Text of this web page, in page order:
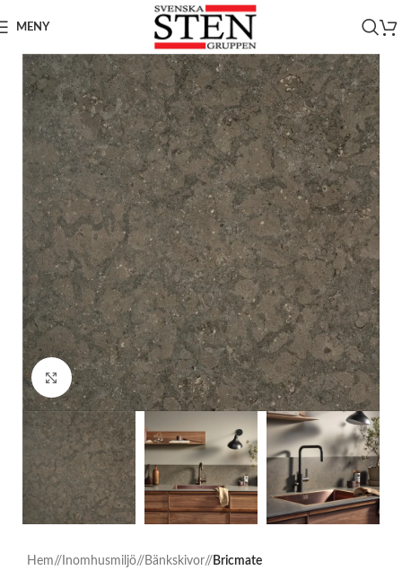
MENY
Click to enlarge
Hem/ Inomhusmiljö/ Bänkskivor/ Bricmate